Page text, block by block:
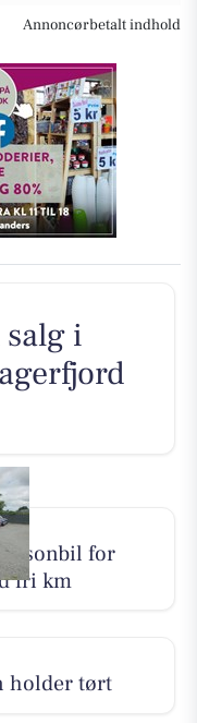
Annoncørbetalt indhold
i
for
fri km
holder tørt